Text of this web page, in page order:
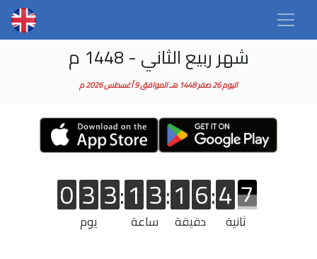
شهر ربيع الثاني - 1448 م
اليوم 26 صفر 1448 هـ الموافق 9 أغسطس 2026 م
يوم
0
03
33
3:
ساعة
1
13
3:
دقيقة
1
16
6:
ثانية
4
4
47
7
7